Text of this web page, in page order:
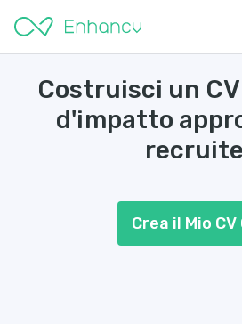
Costruisci un
d'impatto
Crea il Mio CV